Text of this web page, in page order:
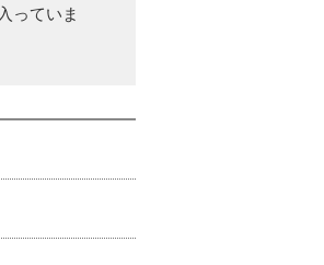
っていま